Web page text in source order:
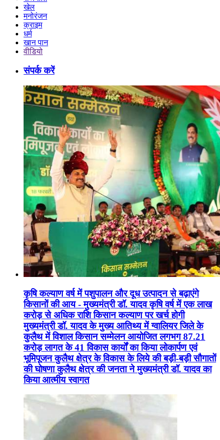
खेल
मनोरंजन
क्राइम
धर्म
खान पान
वीडियो
संपर्क करें
कृषि कल्याण वर्ष में पशुपालन और दूध उत्पादन से बढ़ाएंगे
किसानों की आय - मुख्यमंत्री डॉ. यादव कृषि वर्ष में एक लाख
करोड़ से अधिक राशि किसान कल्याण पर खर्च होगी
मुख्यमंत्री डॉ. यादव के मुख्य आतिथ्य में ग्वालियर जिले के
कुलैथ में विशाल किसान सम्मेलन आयोजित लगभग 87.21
करोड़ लागत के 41 विकास कार्यों का किया लोकार्पण एवं
भूमिपूजन कुलैथ क्षेत्र के विकास के लिये की बड़ी-बड़ी सौगातों
की घोषणा कुलैथ क्षेत्र की जनता ने मुख्यमंत्री डॉ. यादव का
किया आत्मीय स्वागत